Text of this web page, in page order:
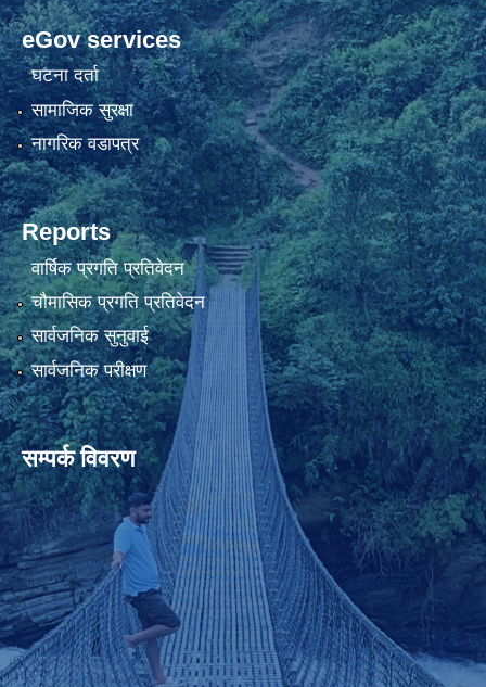
eGov services
घटना दर्ता
सामाजिक सुरक्षा
नागरिक वडापत्र
Reports
वार्षिक प्रगति प्रतिवेदन
चौमासिक प्रगति प्रतिवेदन
सार्वजनिक सुनुवाई
सार्वजनिक परीक्षण
सम्पर्क विवरण